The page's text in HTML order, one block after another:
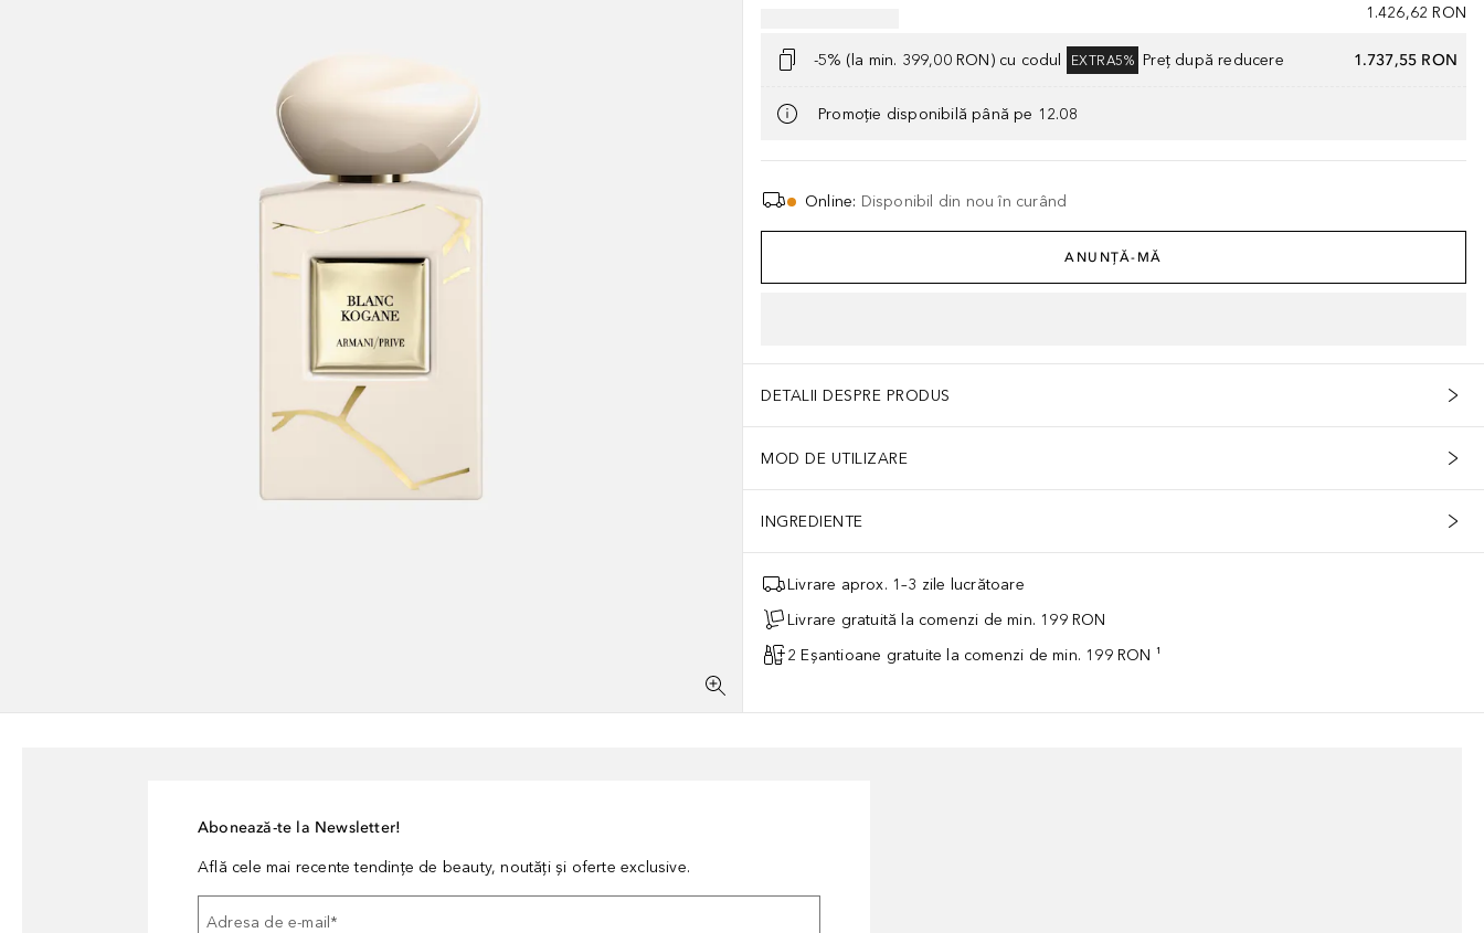
1.426,62 RON
-5% (la min. 399,00 RON) cu codul EXTRA5% Preț după reducere 1.737,55 RON
Promoție disponibilă până pe 12.08
Online: Disponibil din nou în curând
ANUNȚĂ-MĂ
DETALII DESPRE PRODUS
MOD DE UTILIZARE
INGREDIENTE
Livrare aprox. 1–3 zile lucrătoare
Livrare gratuită la comenzi de min. 199 RON
2 Eșantioane gratuite la comenzi de min. 199 RON ¹
Abonează-te la Newsletter!
Află cele mai recente tendințe de beauty, noutăți și oferte exclusive.
Adresa de e-mail *